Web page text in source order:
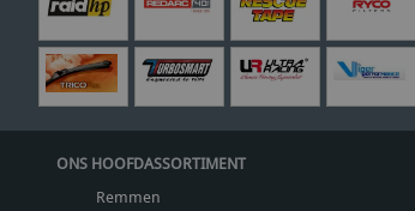
ONS HOOFDASSORTIMENT
Remmen